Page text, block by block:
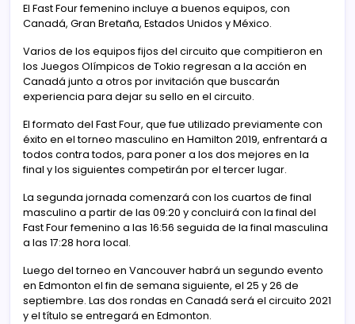
El Fast Four femenino incluye a buenos equipos, con
Canadá, Gran Bretaña, Estados Unidos y México.
Varios de los equipos fijos del circuito que compitieron en
los Juegos Olímpicos de Tokio regresan a la acción en
Canadá junto a otros por invitación que buscarán
experiencia para dejar su sello en el circuito.
El formato del Fast Four, que fue utilizado previamente con
éxito en el torneo masculino en Hamilton 2019, enfrentará a
todos contra todos, para poner a los dos mejores en la
final y los siguientes competirán por el tercer lugar.
La segunda jornada comenzará con los cuartos de final
masculino a partir de las 09:20 y concluirá con la final del
Fast Four femenino a las 16:56 seguida de la final masculina
a las 17:28 hora local.
Luego del torneo en Vancouver habrá un segundo evento
en Edmonton el fin de semana siguiente, el 25 y 26 de
septiembre. Las dos rondas en Canadá será el circuito 2021
y el título se entregará en Edmonton.